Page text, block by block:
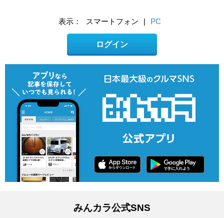
表示： スマートフォン | PC
ログイン
みんカラ公式SNS